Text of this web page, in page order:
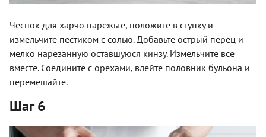
Чеснок для харчо нарежьте, положите в ступку и
измельчите пестиком с солью. Добавьте острый перец и
мелко нарезанную оставшуюся кинзу. Измельчите все
вместе. Соедините с орехами, влейте половник бульона и
перемешайте.
Шаг 6